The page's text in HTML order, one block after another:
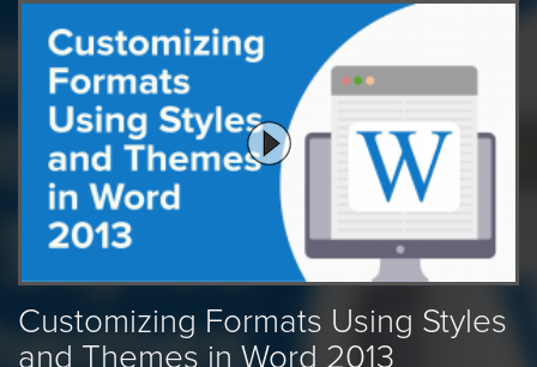
Customizing Formats Using Styles
and Themes in Word 2013